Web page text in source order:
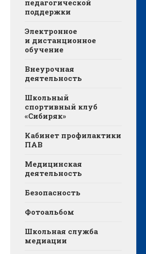
педагогической
поддержки
Электронное
и дистанционное
обучение
Внеурочная
деятельность
Школьный
спортивный клуб
«Сибиряк»
Кабинет профилактики
ПАВ
Медицинская
деятельность
Безопасность
Фотоальбом
Школьная служба
медиации